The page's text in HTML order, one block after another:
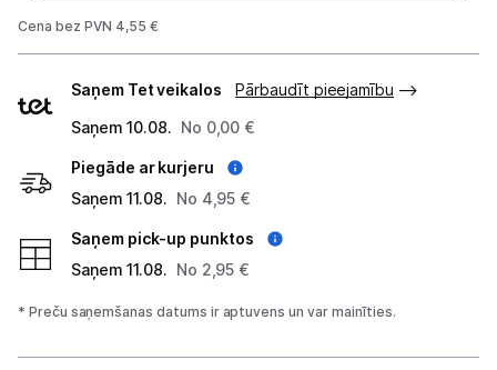
Drukas iekārtas
Biroja piederumi
Telefoni, planšetdatori
Viedierīces
Sadzīves tehnika
Skaistumkopšana
Cena bez PVN 4,55 €
veidi
Saņem Tet veikalos
Pārbaudīt pieejamību
Saņem 10.08. No 0,00 €
Piegāde ar kurjeru
Saņem 11.08. No 4,95 €
Saņem pick-up punktos
Saņem 11.08. No 2,95 €
* Preču saņemšanas datums ir aptuvens un var mainīties.